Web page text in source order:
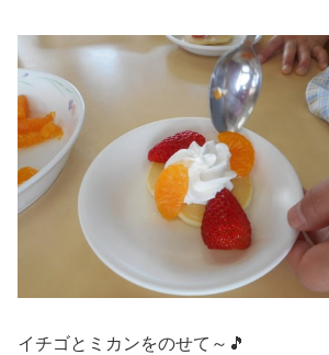
イチゴとミカンをのせて～🎵